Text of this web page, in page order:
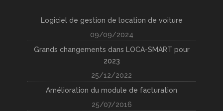
Logiciel de gestion de location de voiture
09/09/2024
Grands changements dans LOCA-SMART pour
2023
25/12/2022
Amélioration du module de facturation
25/07/2016